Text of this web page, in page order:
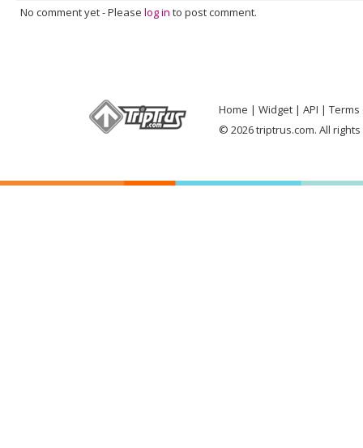
No comment yet-Please log in to post comment.
Home Widget API
Terms
© 2026 triptrus.com. All